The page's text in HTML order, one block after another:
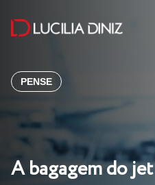
PENSE
A bagagem do